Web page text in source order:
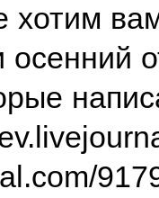
осенний